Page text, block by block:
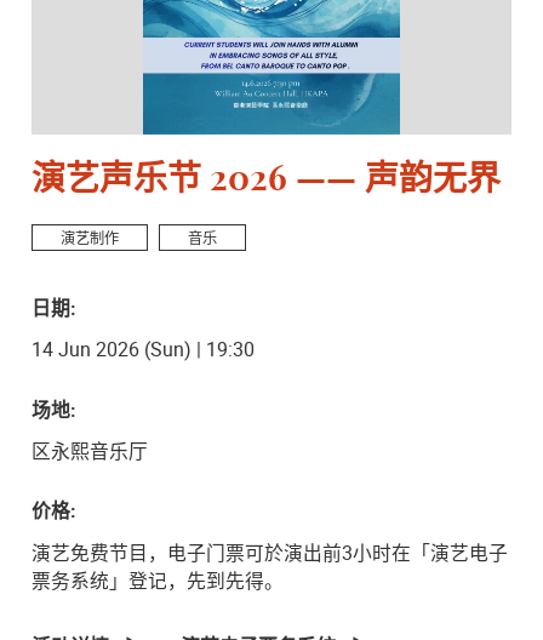
演艺声乐节 2026 —— 声韵无界
演艺制作 音乐
日期:
14 Jun 2026 (Sun) | 19:30
场地:
区永熙音乐厅
价格:
演艺免费节目，电子门票可於演出前3小时在「演艺电子
票务系统」登记，先到先得。